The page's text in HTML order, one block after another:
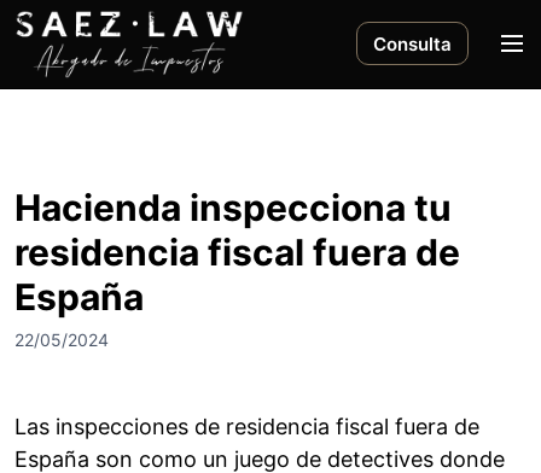
Consulta
M
Hacienda inspecciona tu
residencia fiscal fuera de
España
22/05/2024
Las inspecciones de residencia fiscal fuera de
España son como un juego de detectives donde